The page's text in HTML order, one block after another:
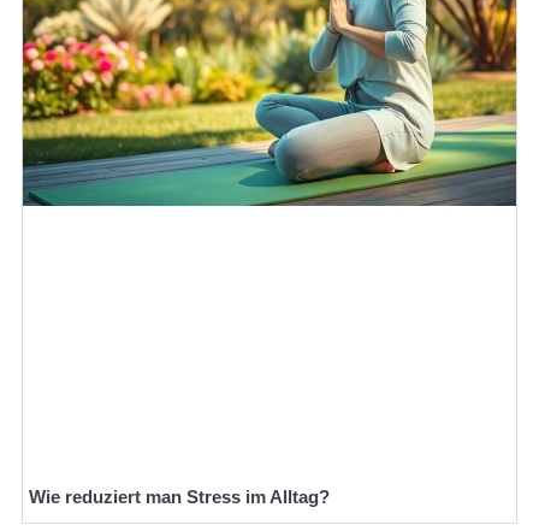
Wie reduziert man Stress im Alltag?